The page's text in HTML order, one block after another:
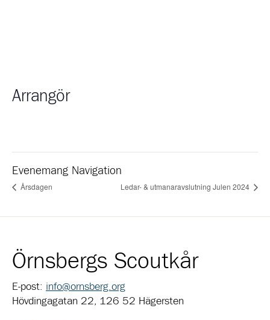
Arrangör
Evenemang Navigation
Årsdagen Ledar- & utmanaravslutning Julen 2024
Örnsbergs Scoutkår
E-post: info@ornsberg.org
Hövdingagatan 22, 126 52 Hägersten